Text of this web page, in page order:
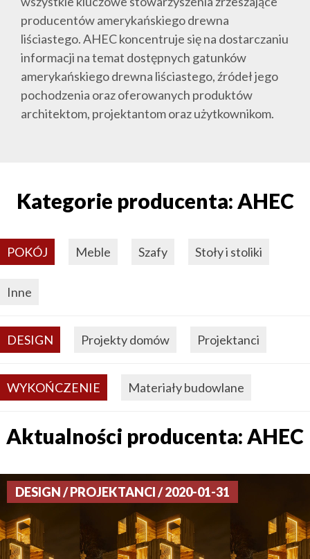
producentów amerykańskiego drewna
liściastego. AHEC koncentruje się na dostarczaniu
informacji na temat dostępnych gatunków
amerykańskiego drewna liściastego, źródeł jego
pochodzenia oraz oferowanych produktów
architektom, projektantom oraz użytkownikom.
Kategorie producenta: AHEC
POKÓJ Meble Szafy Stoły i stoliki
Inne
DESIGN Projekty domów Projektanci
WYKOŃCZENIE Materiały budowlane
Aktualności producenta: AHEC
DESIGN / PROJEKTANCI / 2020-01-31